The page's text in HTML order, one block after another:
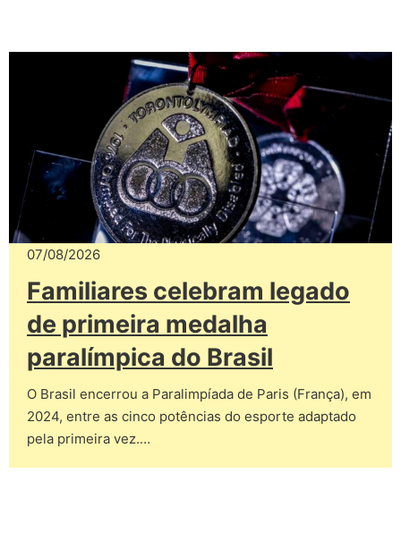
07/08/2026
Familiares celebram legado
de primeira medalha
paralímpica do Brasil
O Brasil encerrou a Paralimpíada de Paris (França), em
2024, entre as cinco potências do esporte adaptado
pela primeira vez.…